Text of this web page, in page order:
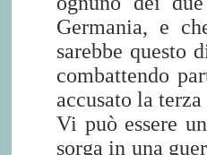
Germania, e
sarebbe questo
combattendo
accusato la
Vi può essere
sorga in una